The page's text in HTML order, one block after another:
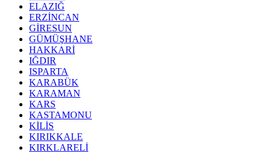
ELAZIĞ
ERZİNCAN
GİRESUN
GÜMÜŞHANE
HAKKARİ
IĞDIR
ISPARTA
KARABÜK
KARAMAN
KARS
KASTAMONU
KİLİS
KIRIKKALE
KIRKLARELİ